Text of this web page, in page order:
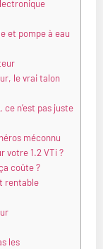
et pompe à eau
le vrai talon
n’est pas juste
méconnu
votre 1.2 VTi ?
coûte ?
rentable
les